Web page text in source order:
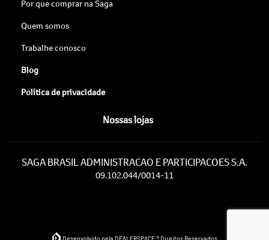
Por que comprar na Saga
Quem somos
Trabalhe conosco
Blog
Política de privacidade
Nossas lojas
SAGA BRASIL ADMINISTRACAO E PARTICIPACOES S.A.
09.102.044/0014-11
Desenvolvido pela DEALERSPACE ® Direitos Reservados.